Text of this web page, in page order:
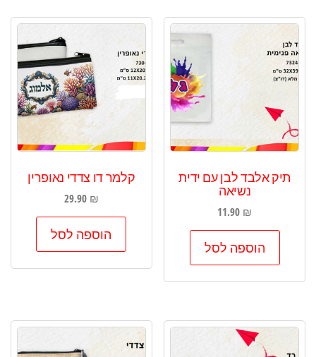
תיק אלבד לבן עם ידית
נשיאה
11.90 ₪
הוספה לסל
קלמר דו צדדי נאופרין
29.90 ₪
הוספה לסל